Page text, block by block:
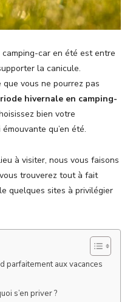
camping-car en été est entre
la canicule.
vous ne pourrez pas
hivernale en camping-
bien votre
qu’en été.
à visiter, nous vous faisons
trouverez tout à fait
quelques sites à privilégier
parfaitement aux vacances
s’en priver ?